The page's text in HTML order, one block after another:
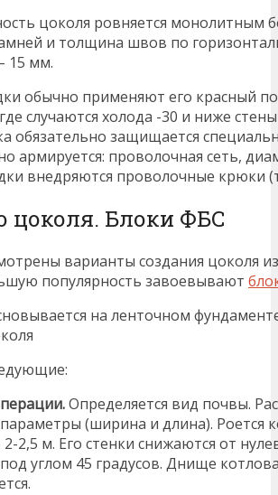
цоколя ровняется монолитным
и толщина швов по
15 мм.
обычно применяют его красный
случаются холода -30 и ниже
обязательно защищается
армируется: проволочная сеть,
внедряются проволочные крюки
цоколя. Блоки ФБС
варианты создания цоколя
популярность завоевывают
на ленточном
Определяется вид почвы.
(ширина и длина). Роется
2,5 м. Его стенки снижаются от
под углом 45 градусов. Днище